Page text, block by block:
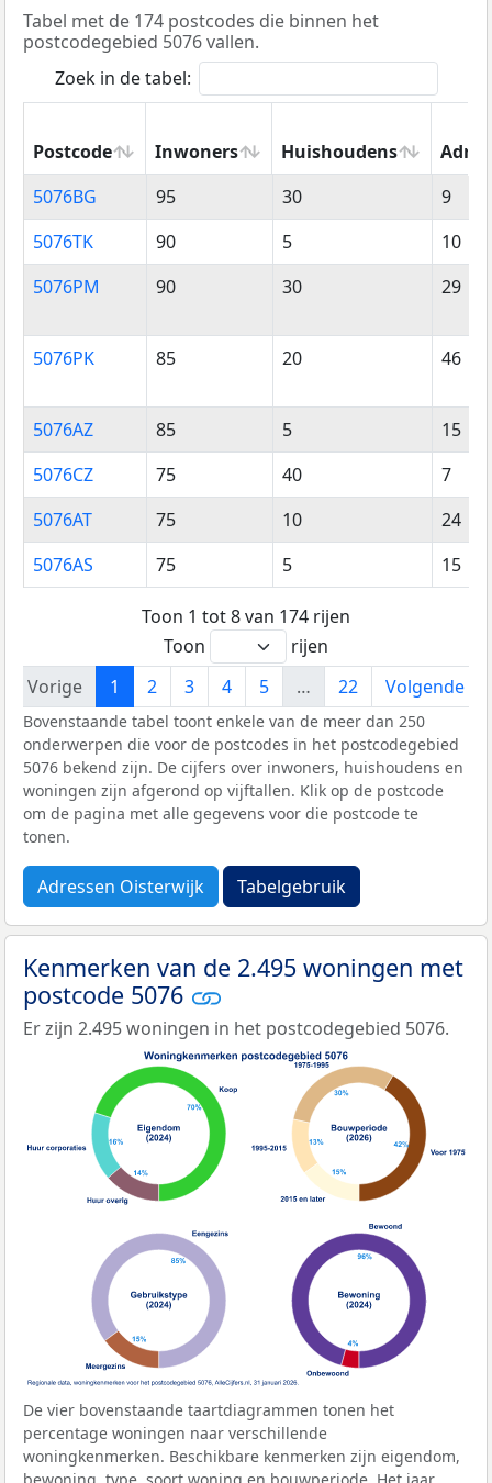
Tabel met de 174 postcodes die binnen het
postcodegebied 5076 vallen.
Zoek in de tabel:
Postcode Inwoners Huishoudens
Postcode
Inwoners Huishoudens
5076BG 95 30
9
5076TK
90 5
10
5076PM
90 30 29
5076PK 85 20 46
5076AZ 85 5
15
5076CZ
75 40
7
5076AT
75 10
24
5076AS
75 5 15
Toon 1 tot 8 van 174 rijen
Toon
rijen
Vorige
1 2 3 4 5 … 22 Volgende
Bovenstaande tabel toont enkele van de meer dan 250
onderwerpen die voor de postcodes in het postcodegebied
5076 bekend zijn. De cijfers over inwoners, huishoudens en
woningen zijn afgerond op vijftallen. Klik op de postcode
om de pagina met alle gegevens voor die postcode te
tonen.
Adressen Oisterwijk Tabelgebruik
Kenmerken van de 2.495 woningen met
postcode 5076
Er zijn 2.495 woningen in het postcodegebied 5076.
De vier bovenstaande taartdiagrammen tonen het
percentage woningen naar verschillende
woningkenmerken. Beschikbare kenmerken zijn eigendom,